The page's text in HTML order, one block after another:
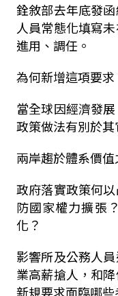
銓敘部去年底發
人員常態化填寫
進用、調任。
為何新增這項要
當全球因經濟發
政策做法有別於其
兩岸趨於體系價值
政府落實政策何
防國家權力擴張
化？
影響所及公務人
業高薪搶人，和
新規要求面臨哪些